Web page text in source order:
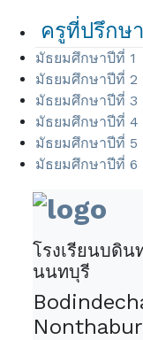
ครูที่ปรึกษา
มัธยมศึกษาปีที่ 1
มัธยมศึกษาปีที่ 2
มัธยมศึกษาปีที่ 3
มัธยมศึกษาปีที่ 4
มัธยมศึกษาปีที่ 5
มัธยมศึกษาปีที่ 6
โรงเรียนบดิน
นนทบุรี